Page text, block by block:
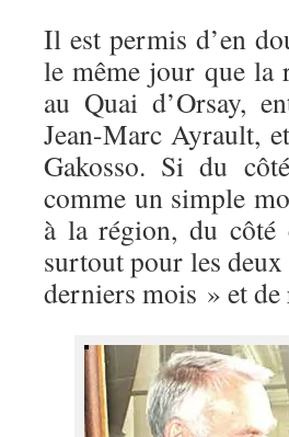
Il est permis d’en
le même jour que la
au Quai d’Orsay,
Jean-Marc Ayrault,
Gakosso. Si du
comme un simple
à la région, du côté
surtout pour les
derniers mois » et